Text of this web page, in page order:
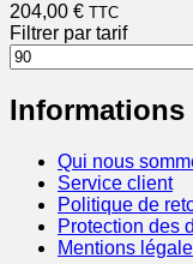
204,00 € TTC
Filtrer par tarif
Prix
min
Informations
Qui nous
Service client
Politique de
Protection des
Mentions